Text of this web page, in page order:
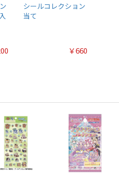
シールコレクション
当て
￥660